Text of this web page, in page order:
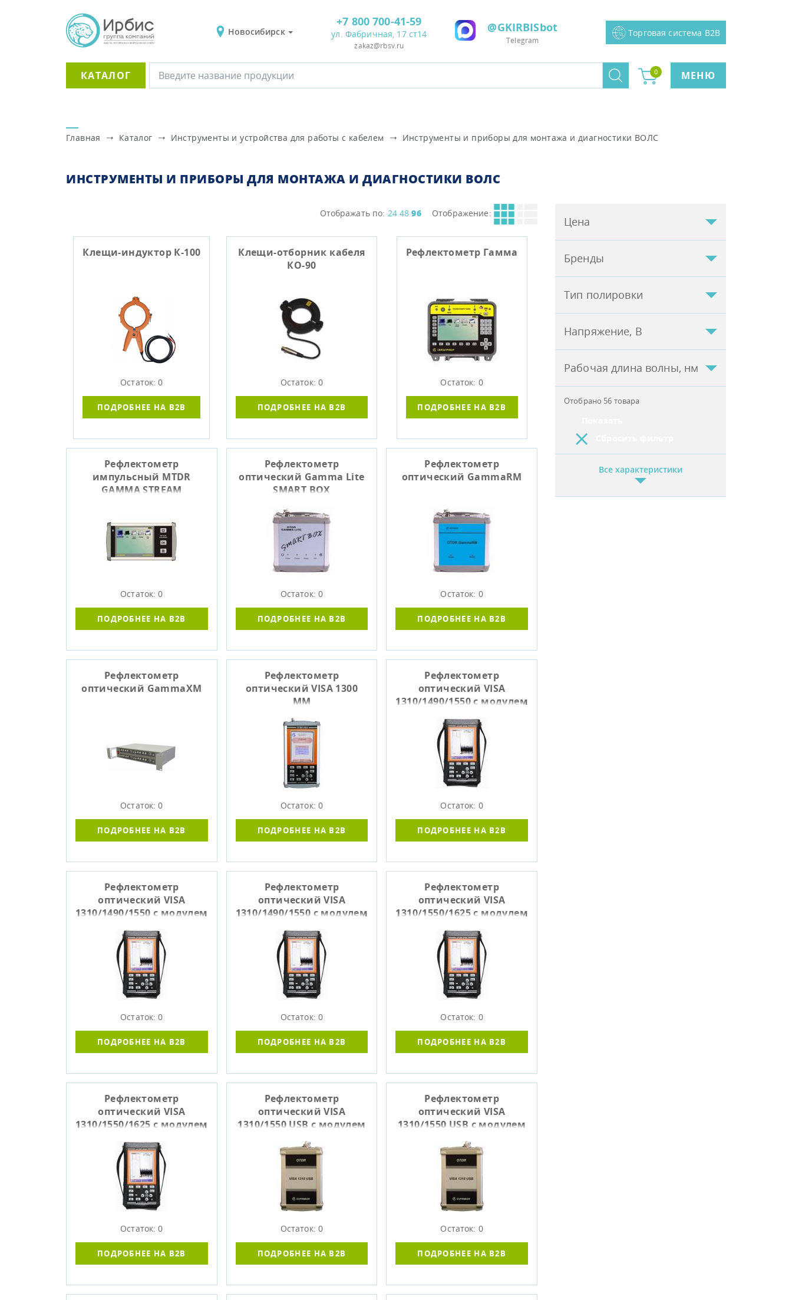
Новосибирск
+7 800 700-41-59
ул. Фабричная, 17 ст14
zakaz@rbsv.ru
@GKIRBISbot
Telegram
Торговая система B2B
КАТАЛОГ 0 МЕНЮ
Главная Каталог Инструменты и устройства для работы с кабелем Инструменты и приборы для монтажа и диагностики ВОЛС
Цена
Бренды
Тип полировки
Напряжение, В
Рабочая длина волны, нм
Отобрано 56 товара
Все характеристики
ИНСТРУМЕНТЫ И ПРИБОРЫ ДЛЯ МОНТАЖА И ДИАГНОСТИКИ ВОЛС
Отображать по: 24 48 96 Отображение:
Клещи-индуктор К-100
Остаток: 0
ПОДРОБНЕЕ НА B2B
Клещи-отборник кабеля
КО-90
Остаток: 0
ПОДРОБНЕЕ НА B2B
Рефлектометр Гамма
Остаток: 0
ПОДРОБНЕЕ НА B2B
Рефлектометр
импульсный MTDR
GAMMA STREAM
Остаток: 0
ПОДРОБНЕЕ НА B2B
Рефлектометр
оптический Gamma Lite
SMART BOX
Остаток: 0
ПОДРОБНЕЕ НА B2B
Рефлектометр
оптический GammaRM
Остаток: 0
ПОДРОБНЕЕ НА B2B
Рефлектометр
оптический GammaXM
Остаток: 0
ПОДРОБНЕЕ НА B2B
Рефлектометр
оптический VISA 1300
MM
Остаток: 0
ПОДРОБНЕЕ НА B2B
Рефлектометр
оптический VISA
1310/1490/1550 с модулем
Остаток: 0
ПОДРОБНЕЕ НА B2B
Рефлектометр
оптический VISA
1310/1490/1550 с модулем
Остаток: 0
ПОДРОБНЕЕ НА B2B
Рефлектометр
оптический VISA
1310/1490/1550 с модулем
Остаток: 0
ПОДРОБНЕЕ НА B2B
Рефлектометр
оптический VISA
1310/1550/1625 с модулем
Остаток: 0
ПОДРОБНЕЕ НА B2B
Рефлектометр
оптический VISA
1310/1550/1625 с модулем
Остаток: 0
ПОДРОБНЕЕ НА B2B
Рефлектометр
оптический VISA
1310/1550 USB с модулем
Остаток: 0
ПОДРОБНЕЕ НА B2B
Рефлектометр
оптический VISA
1310/1550 USB с модулем
Остаток: 0
ПОДРОБНЕЕ НА B2B